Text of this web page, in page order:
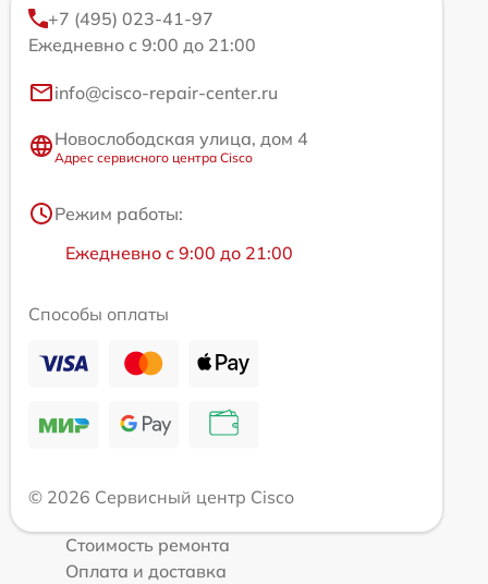
+7 (495) 023-41-97
Ежедневно с 9:00 до 21:00
info@cisco-repair-center.ru
Новослободская улица, дом 4
Адрес сервисного центра Cisco
Режим работы:
Ежедневно с 9:00 до 21:00
Способы оплаты
© 2026 Сервисный центр Cisco
Стоимость ремонта
Оплата и доставка